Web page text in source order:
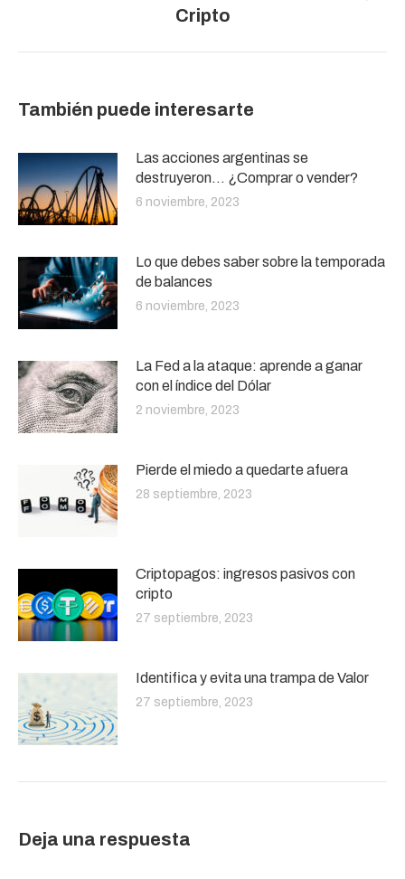
siguiente:
Cripto
También puede interesarte
Las acciones argentinas se
destruyeron… ¿Comprar o vender?
6 noviembre, 2023
Lo que debes saber sobre la temporada
de balances
6 noviembre, 2023
La Fed a la ataque: aprende a ganar
con el índice del Dólar
2 noviembre, 2023
Pierde el miedo a quedarte afuera
28 septiembre, 2023
Criptopagos: ingresos pasivos con
cripto
27 septiembre, 2023
Identifica y evita una trampa de Valor
27 septiembre, 2023
Deja una respuesta